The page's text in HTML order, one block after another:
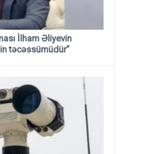
İlham Əliyevin
təcəssümüdür”